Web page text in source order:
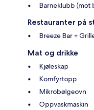
Barneklubb (mot
Restauranter på
Breeze Bar +
Mat og drikke
Kjøleskap
Komfyrtopp
Mikrobølgeovn
Oppvaskmaskin